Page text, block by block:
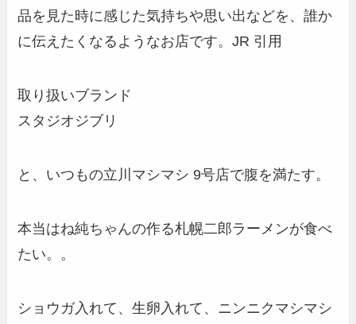
品を見た時に感じた気持ちや思い出などを、誰か
に伝えたくなるようなお店です。JR 引用
取り扱いブランド
スタジオジブリ
と、いつもの立川マシマシ 9号店で腹を満たす。
本当はね純ちゃんの作る札幌二郎ラーメンが食べ
たい。。
ショウガ入れて、生卵入れて、ニンニクマシマシ